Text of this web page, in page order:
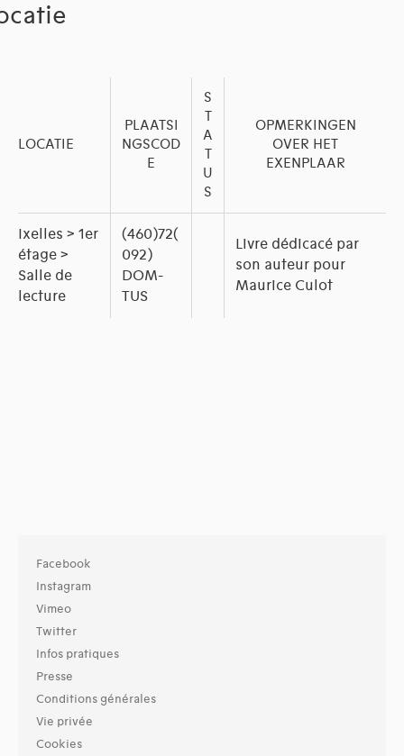
LOCATIE
PLAATSI
NGSCOD
E
S
T
A
T
U
S
OPMERKINGEN
OVER HET
EXENPLAAR
Ixelles > 1er
étage >
Salle de
lecture
(460)72(
092)
DOM-
TUS
Livre dédicacé par
son auteur pour
Maurice Culot
Facebook
Instagram
Vimeo
Twitter
Infos pratiques
Presse
Conditions générales
Vie privée
Cookies